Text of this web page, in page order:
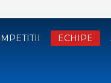
ECHIPE